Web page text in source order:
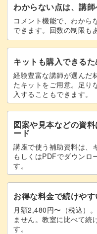
わからない点は、講
コメント機能で、わから
できます。回数の制限も
キットも購入できる
経験豊富な講師が選んだ
たキットをご用意。足り
入することもできます。
図案や見本などの資
ード
講座で使う補助資料は、
もしくはPDFでダウンロ
す。
お得な料金で続けやす
月額2,480円〜（税込）
ません。教室に比べて続
す。